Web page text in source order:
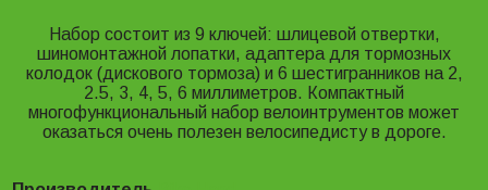
Набор состоит из 9 ключей: шлицевой отвертки,
шиномонтажной лопатки, адаптера для тормозных
колодок (дискового тормоза) и 6 шестигранников на 2,
2.5, 3, 4, 5, 6 миллиметров. Компактный
многофункциональный набор велоинтрументов может
оказаться очень полезен велосипедисту в дороге.